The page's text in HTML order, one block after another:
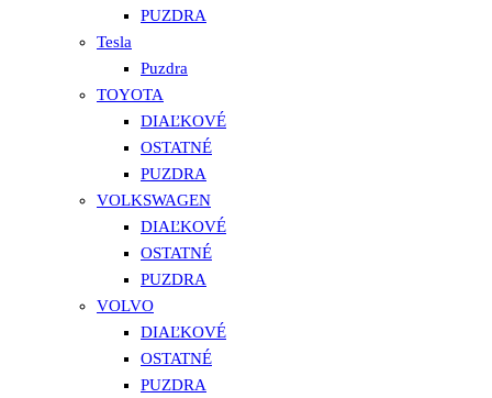
PUZDRA
Tesla
Puzdra
TOYOTA
DIAĽKOVÉ
OSTATNÉ
PUZDRA
VOLKSWAGEN
DIAĽKOVÉ
OSTATNÉ
PUZDRA
VOLVO
DIAĽKOVÉ
OSTATNÉ
PUZDRA